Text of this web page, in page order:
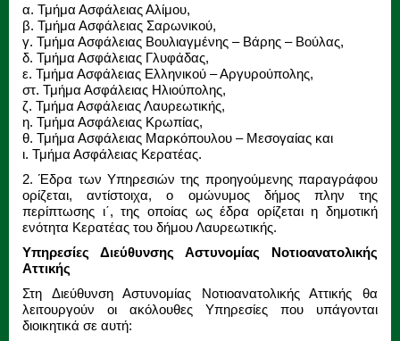
α. Τμήμα Ασφάλειας Αλίμου,
β. Τμήμα Ασφάλειας Σαρωνικού,
γ. Τμήμα Ασφάλειας Βουλιαγμένης – Βάρης – Βούλας,
δ. Τμήμα Ασφάλειας Γλυφάδας,
ε. Τμήμα Ασφάλειας Ελληνικού – Αργυρούπολης,
στ. Τμήμα Ασφάλειας Ηλιούπολης,
ζ. Τμήμα Ασφάλειας Λαυρεωτικής,
η. Τμήμα Ασφάλειας Κρωπίας,
θ. Τμήμα Ασφάλειας Μαρκόπουλου – Μεσογαίας και
ι. Τμήμα Ασφάλειας Κερατέας.
2. Έδρα των Υπηρεσιών της προηγούμενης παραγράφου
ορίζεται, αντίστοιχα, ο ομώνυμος δήμος πλην της
περίπτωσης ι΄, της οποίας ως έδρα ορίζεται η δημοτική
ενότητα Κερατέας του δήμου Λαυρεωτικής.
Υπηρεσίες Διεύθυνσης Αστυνομίας Νοτιοανατολικής
Αττικής
Στη Διεύθυνση Αστυνομίας Νοτιοανατολικής Αττικής θα
λειτουργούν οι ακόλουθες Υπηρεσίες που υπάγονται
διοικητικά σε αυτή: